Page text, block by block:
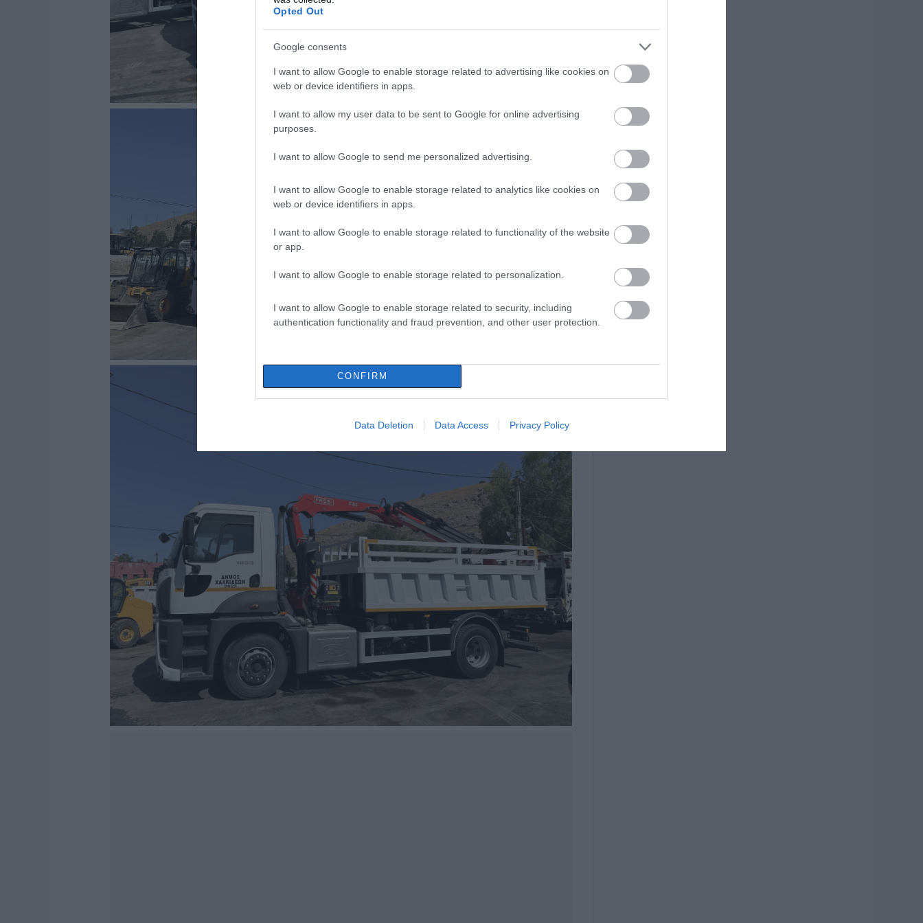
Opted Out
Google consents
I want to allow Google to enable storage related to advertising like cookies on
web or device identifiers in apps.
I want to allow my user data to be sent to Google for online advertising
purposes.
I want to allow Google to send me personalized advertising.
I want to allow Google to enable storage related to analytics like cookies on
web or device identifiers in apps.
I want to allow Google to enable storage related to functionality of the website
or app.
I want to allow Google to enable storage related to personalization.
I want to allow Google to enable storage related to security, including
authentication functionality and fraud prevention, and other user protection.
CONFIRM
Data Deletion Data Access Privacy Policy
Υψηλός κίνδυνος
απαγορεύεται από
την Πολιτική
08.08.2026 | 08:00
στην Εύβοια:
Πλημμύρισε με
(pics&vid)